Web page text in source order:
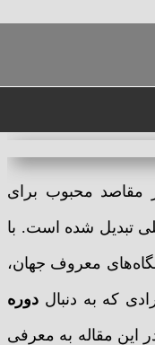
2024
مقاصد محبوب برای
تبدیل شده است. با
معروف جهان،
که به دنبال دوره
این مقاله به معرفی